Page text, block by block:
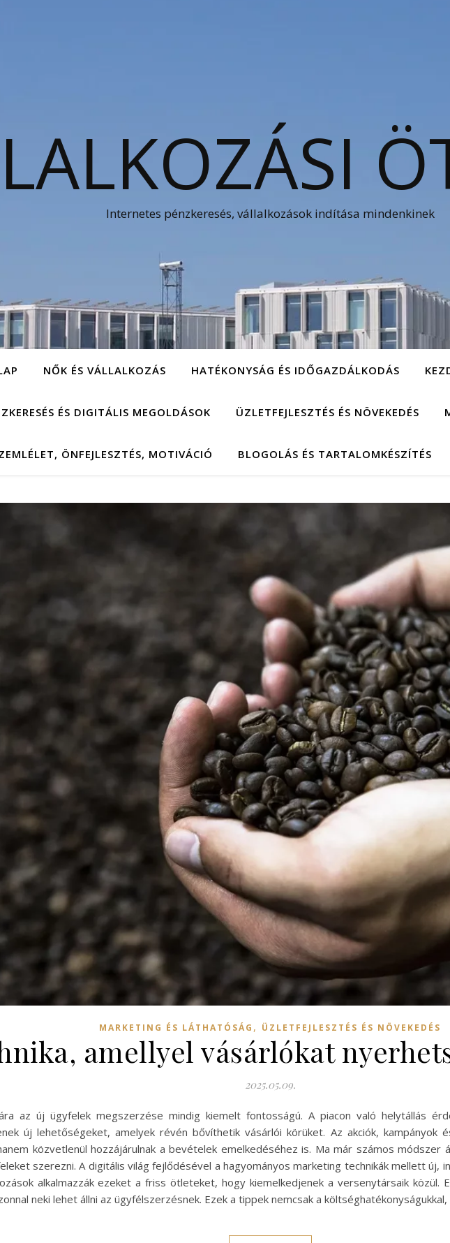
Internetes pénzkeresés, vállalkozások indítása mindenkinek
NŐK ÉS VÁLLALKOZÁS HATÉKONYSÁG ÉS IDŐGAZDÁLKODÁS
ÉS DIGITÁLIS MEGOLDÁSOK ÜZLETFEJLESZTÉS ÉS NÖVEKEDÉS
ÖNFEJLESZTÉS, MOTIVÁCIÓ BLOGOLÁS ÉS TARTALOMKÉSZÍTÉS
MARKETING ÉS LÁTHATÓSÁG , ÜZLETFEJLESZTÉS ÉS NÖVEKEDÉS
amellyel vásárlókat
2025.05.09.
az új ügyfelek megszerzése mindig kiemelt fontosságú. A piacon való helytállás
új lehetőségeket, amelyek révén bővíthetik vásárlói körüket. Az akciók, kampányok
közvetlenül hozzájárulnak a bevételek emelkedéséhez is. Ma már számos módszer
szerezni. A digitális világ fejlődésével a hagyományos marketing technikák mellett új,
alkalmazzák ezeket a friss ötleteket, hogy kiemelkedjenek a versenytársaik közül.
neki lehet állni az ügyfélszerzésnek. Ezek a tippek nemcsak a